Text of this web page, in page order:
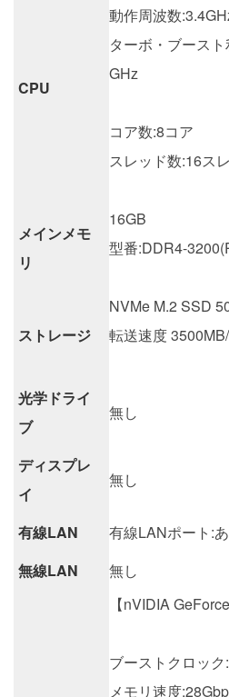
CPU
動作周波数
ターボ・ブース
GHz
コア数:8コア
スレッド数:16ス
メインメモ
リ
16GB
型番:DDR4-
ストレージ
NVMe M.2 SSD
転送速度
光学ドライ
ブ
無し
ディスプレ
イ
無し
有線LAN
有線LANポート:
無線LAN
無し
【nVIDIA
ブーストクロッ
メモリ速度